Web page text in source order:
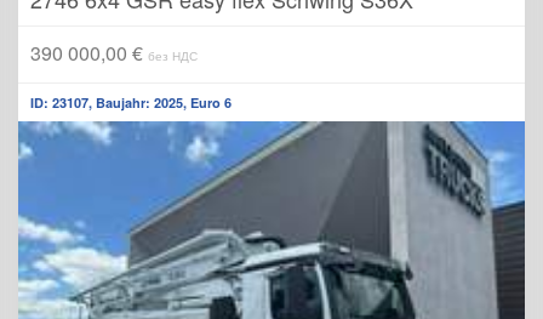
390 000,00 € без НДС
ID: 23107, Baujahr: 2025, Euro 6